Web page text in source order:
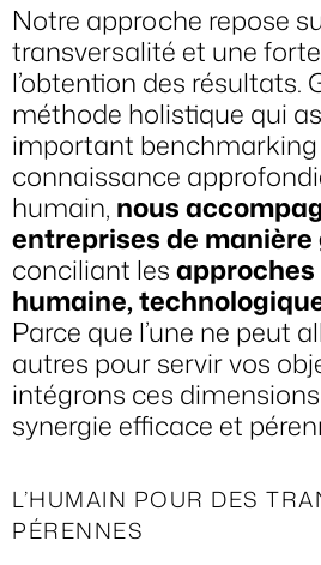
Notre approche repose
transversalité et une
l’obtention des résultats.
méthode holistique qui
important benchmarking
connaissance
humain, nous
entreprises de manière
conciliant les
humaine,
Parce que l’une ne peut
autres pour servir vos
intégrons ces
synergie efficace et
L’HUMAIN POUR DES
PÉRENNES